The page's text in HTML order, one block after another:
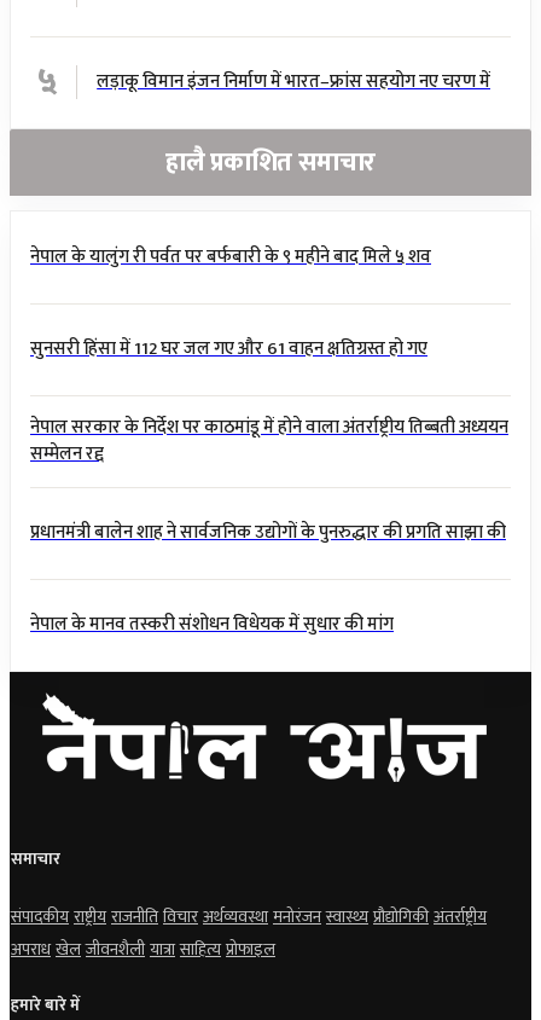
५ लड़ाकू विमान इंजन निर्माण में भारत–फ्रांस सहयोग नए चरण में
हालै प्रकाशित समाचार
नेपाल के यालुंग री पर्वत पर बर्फबारी के ९ महीने बाद मिले ५ शव
सुनसरी हिंसा में 112 घर जल गए और 61 वाहन क्षतिग्रस्त हो गए
नेपाल सरकार के निर्देश पर काठमांडू में होने वाला अंतर्राष्ट्रीय तिब्बती अध्ययन
सम्मेलन रद्द
प्रधानमंत्री बालेन शाह ने सार्वजनिक उद्योगों के पुनरुद्धार की प्रगति साझा की
नेपाल के मानव तस्करी संशोधन विधेयक में सुधार की मांग
समाचार
संपादकीयराष्ट्रीयराजनीतिविचारअर्थव्यवस्थामनोरंजनस्वास्थ्यप्रौद्योगिकीअंतर्राष्ट्रीय
अपराधखेलजीवनशैलीयात्रासाहित्यप्रोफाइल
हमारे बारे में